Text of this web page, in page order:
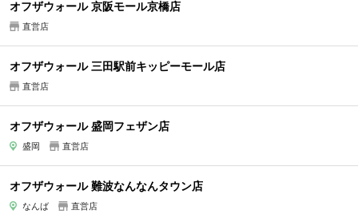
オフザウォール 京阪モール京橋店
直営店
オフザウォール 三田駅前キッピーモール店
直営店
オフザウォール 盛岡フェザン店
盛岡 直営店
オフザウォール 難波なんなんタウン店
なんば 直営店